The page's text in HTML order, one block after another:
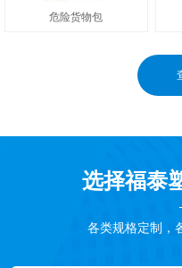
危险货物包
选择福泰
各类规格定制，